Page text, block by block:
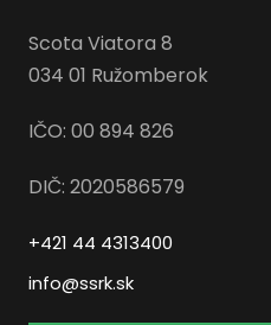
Scota Viatora 8
034 01 Ružomberok
IČO: 00 894 826
DIČ: 2020586579
+421 44 4313400
info@ssrk.sk